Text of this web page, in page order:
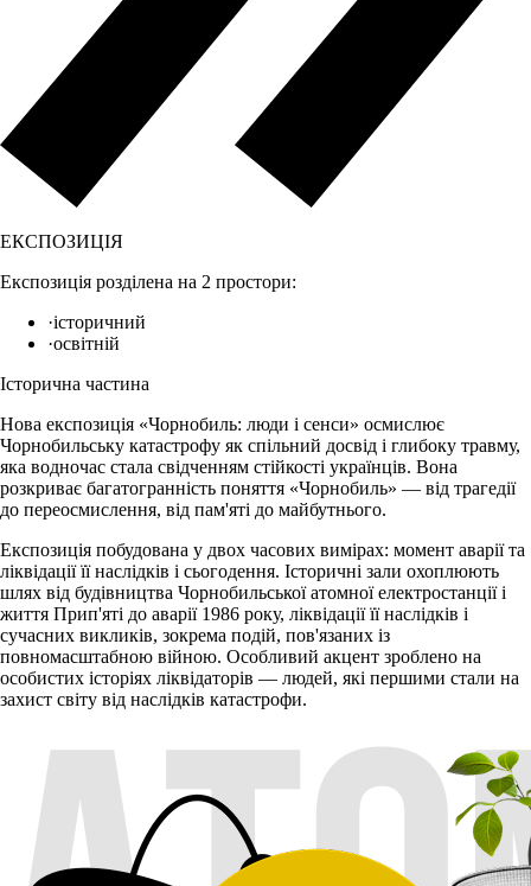
ЕКСПОЗИЦІЯ
Експозиція розділена на 2 простори:
·історичний
·освітній
Історична частина
Нова експозиція «Чорнобиль: люди і сенси» осмислює
Чорнобильську катастрофу як спільний досвід і глибоку травму,
яка водночас стала свідченням стійкості українців. Вона
розкриває багатогранність поняття «Чорнобиль» — від трагедії
до переосмислення, від пам'яті до майбутнього.
Експозиція побудована у двох часових вимірах: момент аварії та
ліквідації її наслідків і сьогодення. Історичні зали охоплюють
шлях від будівництва Чорнобильської атомної електростанції і
життя Прип'яті до аварії 1986 року, ліквідації її наслідків і
сучасних викликів, зокрема подій, пов'язаних із
повномасштабною війною. Особливий акцент зроблено на
особистих історіях ліквідаторів — людей, які першими стали на
захист світу від наслідків катастрофи.